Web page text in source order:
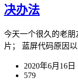
决办法
今天一个很久的老朋
片； 蓝屏代码原因
2020年6月16日
579